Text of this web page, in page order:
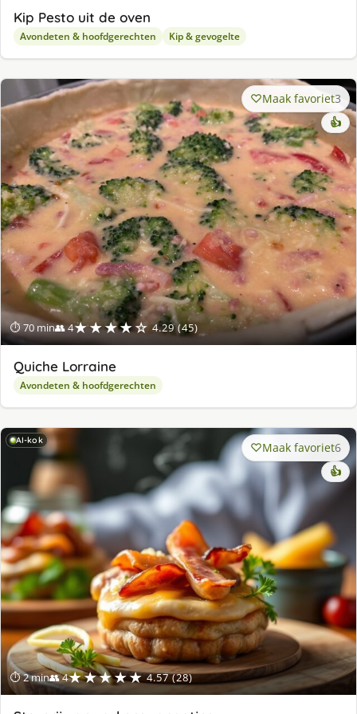
Kip Pesto uit de oven
Avondeten & hoofdgerechten Kip & gevogelte
⏱ 70 min👥 4★★★★☆ 4.29 (45)
Maak favoriet3
👍
Quiche Lorraine
Avondeten & hoofdgerechten
AI-kok
⏱ 2 min👥 4★★★★★ 4.57 (28)
Maak favoriet6
👍